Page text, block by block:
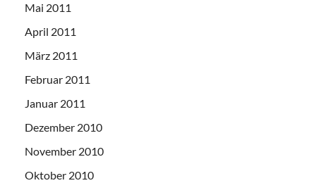
Mai 2011
April 2011
März 2011
Februar 2011
Januar 2011
Dezember 2010
November 2010
Oktober 2010